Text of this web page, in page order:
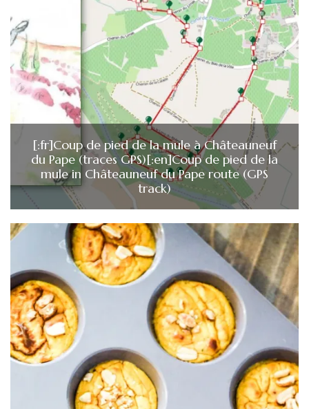
[:fr]Coup de pied de la mule à Châteauneuf
du Pape (traces GPS)[:en]Coup de pied de la
mule in Châteauneuf du Pape route (GPS
track)